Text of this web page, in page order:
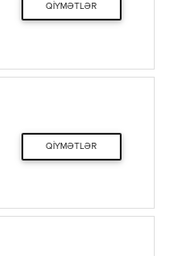
QIYMƏTLƏR
QIYMƏTLƏR